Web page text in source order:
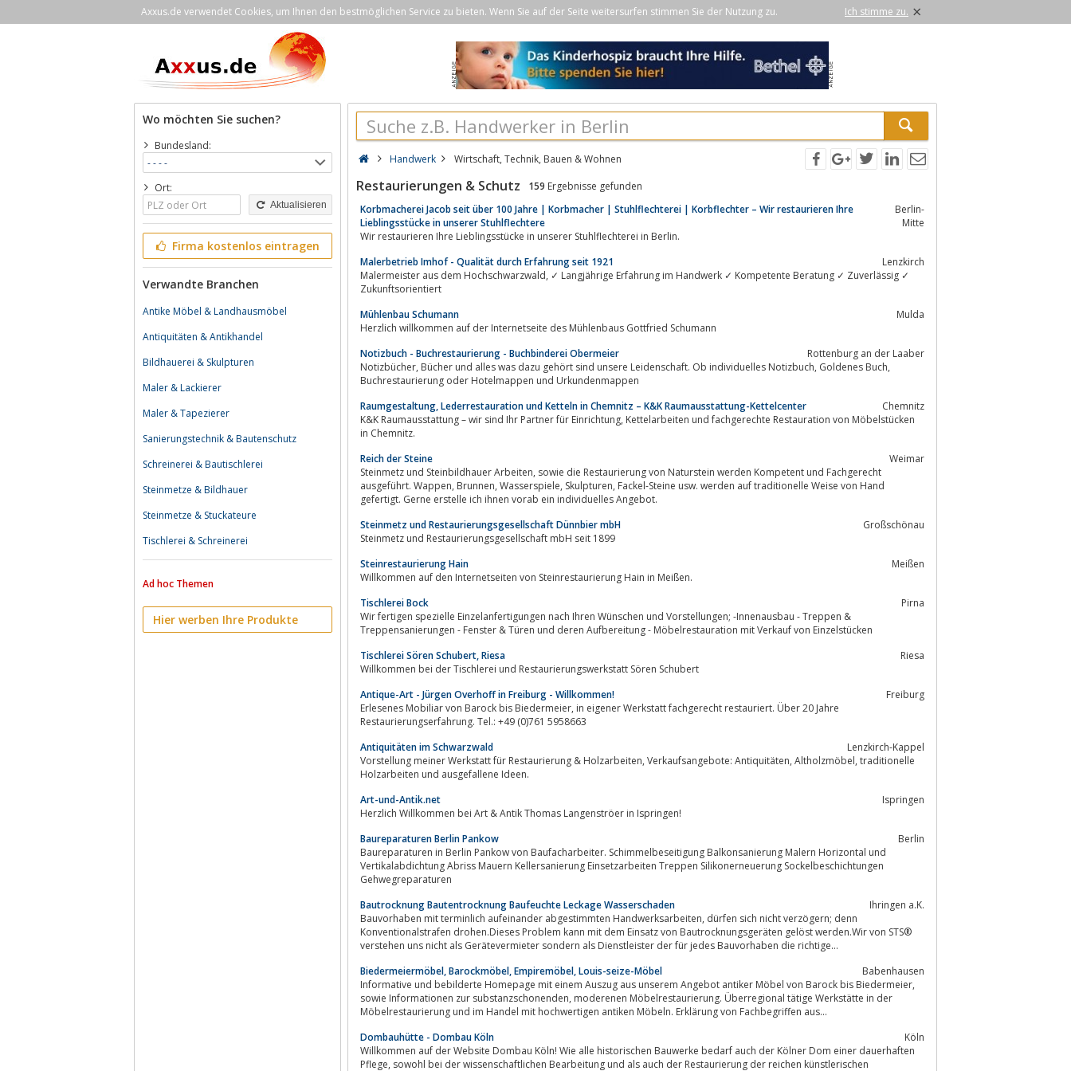
Axxus.de verwendet Cookies, um Ihnen den bestmöglichen Service zu bieten. Wenn Sie auf der Seite weitersurfen stimmen Sie der Nutzung zu. Ich stimme zu. ×
Wo möchten Sie suchen?
Bundesland:
Ort:
Aktualisieren
Firma kostenlos eintragen
Verwandte Branchen
Antike Möbel & Landhausmöbel
Antiquitäten & Antikhandel
Bildhauerei & Skulpturen
Maler & Lackierer
Maler & Tapezierer
Sanierungstechnik & Bautenschutz
Schreinerei & Bautischlerei
Steinmetze & Bildhauer
Steinmetze & Stuckateure
Tischlerei & Schreinerei
Ad hoc Themen
Hier werben Ihre Produkte
Handwerk Wirtschaft, Technik, Bauen & Wohnen
Restaurierungen & Schutz 159 Ergebnisse gefunden
Korbmacherei Jacob seit über 100 Jahre | Korbmacher | Stuhlflechterei | Korbflechter – Wir restaurieren Ihre
Lieblingsstücke in unserer Stuhlflechtere
Berlin-
Mitte
Wir restaurieren Ihre Lieblingsstücke in unserer Stuhlflechterei in Berlin.
Malerbetrieb Imhof - Qualität durch Erfahrung seit 1921
Lenzkirch
Malermeister aus dem Hochschwarzwald, ✓ Langjährige Erfahrung im Handwerk ✓ Kompetente Beratung ✓ Zuverlässig ✓
Zukunftsorientiert
Mühlenbau Schumann
Mulda
Herzlich willkommen auf der Internetseite des Mühlenbaus Gottfried Schumann
Notizbuch - Buchrestaurierung - Buchbinderei Obermeier
Rottenburg an der Laaber
Notizbücher, Bücher und alles was dazu gehört sind unsere Leidenschaft. Ob individuelles Notizbuch, Goldenes Buch,
Buchrestaurierung oder Hotelmappen und Urkundenmappen
Raumgestaltung, Lederrestauration und Ketteln in Chemnitz – K&K Raumausstattung-Kettelcenter
Chemnitz
K&K Raumausstattung – wir sind Ihr Partner für Einrichtung, Kettelarbeiten und fachgerechte Restauration von Möbelstücken
in Chemnitz.
Reich der Steine
Weimar
Steinmetz und Steinbildhauer Arbeiten, sowie die Restaurierung von Naturstein werden Kompetent und Fachgerecht
ausgeführt. Wappen, Brunnen, Wasserspiele, Skulpturen, Fackel-Steine usw. werden auf traditionelle Weise von Hand
gefertigt. Gerne erstelle ich ihnen vorab ein individuelles Angebot.
Steinmetz und Restaurierungsgesellschaft Dünnbier mbH
Großschönau
Steinmetz und Restaurierungsgesellschaft mbH seit 1899
Steinrestaurierung Hain
Meißen
Willkommen auf den Internetseiten von Steinrestaurierung Hain in Meißen.
Tischlerei Bock
Pirna
Wir fertigen spezielle Einzelanfertigungen nach Ihren Wünschen und Vorstellungen; -Innenausbau - Treppen &
Treppensanierungen - Fenster & Türen und deren Aufbereitung - Möbelrestauration mit Verkauf von Einzelstücken
Tischlerei Sören Schubert, Riesa
Riesa
Willkommen bei der Tischlerei und Restaurierungswerkstatt Sören Schubert
Antique-Art - Jürgen Overhoff in Freiburg - Willkommen!
Freiburg
Erlesenes Mobiliar von Barock bis Biedermeier, in eigener Werkstatt fachgerecht restauriert. Über 20 Jahre
Restaurierungserfahrung. Tel.: +49 (0)761 5958663
Antiquitäten im Schwarzwald
Lenzkirch-Kappel
Vorstellung meiner Werkstatt für Restaurierung & Holzarbeiten, Verkaufsangebote: Antiquitäten, Altholzmöbel, traditionelle
Holzarbeiten und ausgefallene Ideen.
Art-und-Antik.net
Ispringen
Herzlich Willkommen bei Art & Antik Thomas Langenströer in Ispringen!
Baureparaturen Berlin Pankow
Berlin
Baureparaturen in Berlin Pankow von Baufacharbeiter. Schimmelbeseitigung Balkonsanierung Malern Horizontal und
Vertikalabdichtung Abriss Mauern Kellersanierung Einsetzarbeiten Treppen Silikonerneuerung Sockelbeschichtungen
Gehwegreparaturen
Bautrocknung Bautentrocknung Baufeuchte Leckage Wasserschaden
Ihringen a.K.
Bauvorhaben mit terminlich aufeinander abgestimmten Handwerksarbeiten, dürfen sich nicht verzögern; denn
Konventionalstrafen drohen.Dieses Problem kann mit dem Einsatz von Bautrocknungsgeräten gelöst werden.Wir von STS®
verstehen uns nicht als Gerätevermieter sondern als Dienstleister der für jedes Bauvorhaben die richtige...
Biedermeiermöbel, Barockmöbel, Empiremöbel, Louis-seize-Möbel
Babenhausen
Informative und bebilderte Homepage mit einem Auszug aus unserem Angebot antiker Möbel von Barock bis Biedermeier,
sowie Informationen zur substanzschonenden, moderenen Möbelrestaurierung. Überregional tätige Werkstätte in der
Möbelrestaurierung und im Handel mit hochwertigen antiken Möbeln. Erklärung von Fachbegriffen aus...
Dombauhütte - Dombau Köln
Köln
Willkommen auf der Website Dombau Köln! Wie alle historischen Bauwerke bedarf auch der Kölner Dom einer dauerhaften
Pflege, sowohl bei der wissenschaftlichen Bearbeitung und als auch der Restaurierung der reichen künstlerischen